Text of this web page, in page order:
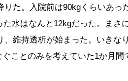
りた。入院前は90kgくらいあっ
水はなんと12kgだった。まさ
、維持透析が始まった。いきな
ことのみを考えていた1か月間